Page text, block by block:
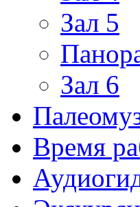
Зал 5
Зал 6
Время